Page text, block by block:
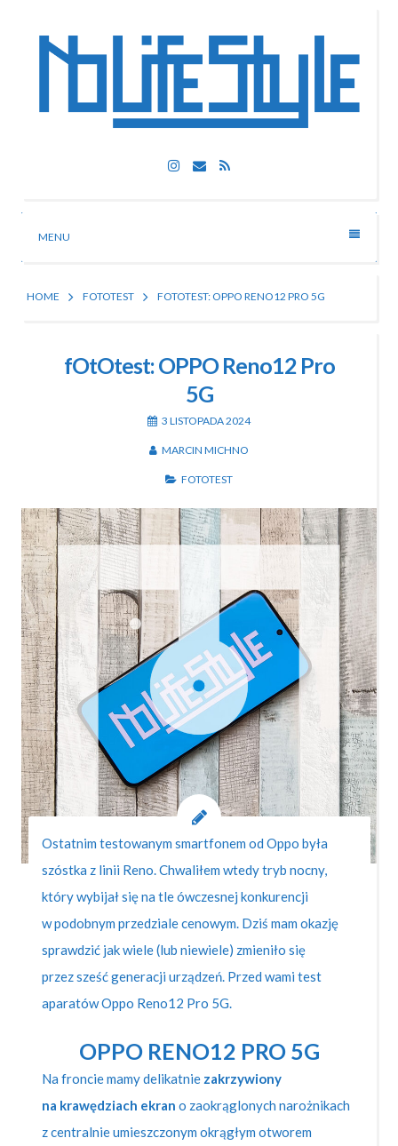
Nolife Style
Technologia, fotografia, rozrywka
Instagram
EmailRSS
MENU
HOME FOTOTEST FOTOTEST: OPPO RENO12 PRO 5G
fOtOtest: OPPO Reno12 Pro
5G
3 LISTOPADA 2024
MARCIN MICHNO
FOTOTEST
Ostatnim testowanym smartfonem od Oppo była
szóstka z linii Reno. Chwaliłem wtedy tryb nocny,
który wybijał się na tle ówczesnej konkurencji
w podobnym przedziale cenowym. Dziś mam okazję
sprawdzić jak wiele (lub niewiele) zmieniło się
przez sześć generacji urządzeń. Przed wami test
aparatów Oppo Reno12 Pro 5G.
OPPO RENO12 PRO 5G
Na froncie mamy delikatnie zakrzywiony
na krawędziach ekran o zaokrąglonych narożnikach
z centralnie umieszczonym okrągłym otworem